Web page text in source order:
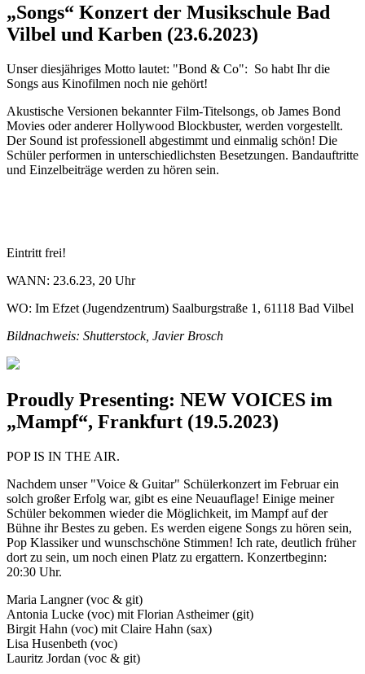
„Songs“ Konzert der Musikschule Bad
Vilbel und Karben (23.6.2023)
Unser diesjähriges Motto lautet: "Bond & Co": So habt Ihr die
Songs aus Kinofilmen noch nie gehört!
Akustische Versionen bekannter Film-Titelsongs, ob James Bond
Movies oder anderer Hollywood Blockbuster, werden vorgestellt.
Der Sound ist professionell abgestimmt und einmalig schön! Die
Schüler performen in unterschiedlichsten Besetzungen. Bandauftritte
und Einzelbeiträge werden zu hören sein.
Eintritt frei!
WANN: 23.6.23, 20 Uhr
WO: Im Efzet (Jugendzentrum) Saalburgstraße 1, 61118 Bad Vilbel
Bildnachweis: Shutterstock, Javier Brosch
Proudly Presenting: NEW VOICES im
„Mampf“, Frankfurt (19.5.2023)
POP IS IN THE AIR.
Nachdem unser "Voice & Guitar" Schülerkonzert im Februar ein
solch großer Erfolg war, gibt es eine Neuauflage! Einige meiner
Schüler bekommen wieder die Möglichkeit, im Mampf auf der
Bühne ihr Bestes zu geben. Es werden eigene Songs zu hören sein,
Pop Klassiker und wunschschöne Stimmen! Ich rate, deutlich früher
dort zu sein, um noch einen Platz zu ergattern. Konzertbeginn:
20:30 Uhr.
Maria Langner (voc & git)
Antonia Lucke (voc) mit Florian Astheimer (git)
Birgit Hahn (voc) mit Claire Hahn (sax)
Lisa Husenbeth (voc)
Lauritz Jordan (voc & git)